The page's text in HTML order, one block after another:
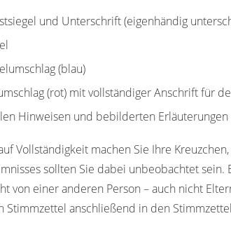
und Unterschrift (eigenhändig
(blau)
(rot) mit vollständiger Anschrift für
Hinweisen und bebilderten Erläuterungen
Vollständigkeit machen Sie Ihre
sollten Sie dabei unbeobachtet sein.
von einer anderen Person – auch nicht
Stimmzettel anschließend in den